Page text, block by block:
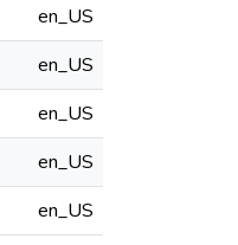
en_US
en_US
en_US
en_US
en_US